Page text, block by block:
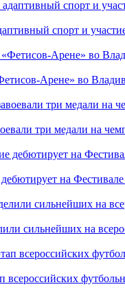
спорт и
Арене» во
три медали на
дебютирует на
сильнейших на
всероссийских